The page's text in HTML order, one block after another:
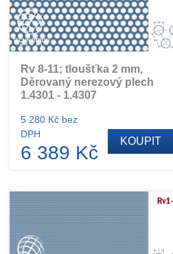
Rv 8-11; tloušťka 2 mm,
Děrovaný nerezový plech
1.4301 - 1.4307
5 280 Kč bez
DPH
6 389 Kč
KOUPIT